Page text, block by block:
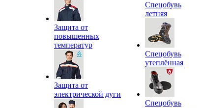
Защита от
повышенных
температур
Защита от
электрической дуги
Спецобувь
летняя
Спецобувь
утеплённая
Спецобувь